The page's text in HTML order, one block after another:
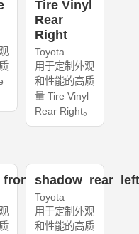
Tire Vinyl
Rear
Right
Toyota
用于定制外观
和性能的高质
量 Tire Vinyl
Rear Right。
Toyota
用于定制外观
和性能的高质